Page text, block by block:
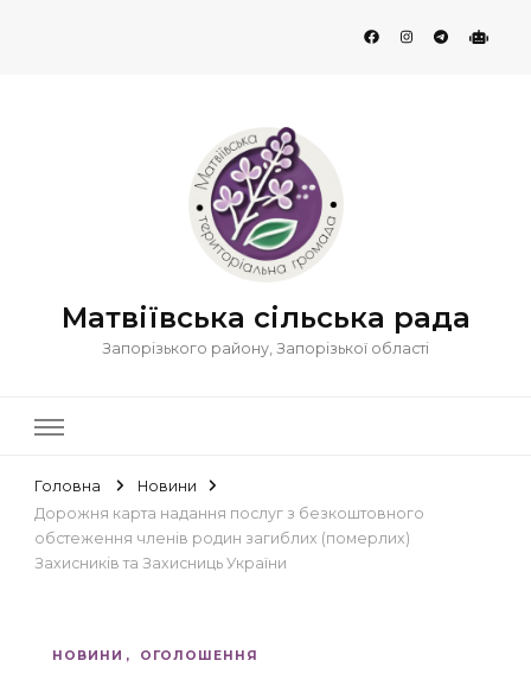
Матвіївська сільська рада
Запорізького району, Запорізької області
Головна
Новини
Дорожня карта надання послуг з безкоштовного
обстеження членів родин загиблих (померлих)
Захисників та Захисниць України
НОВИНИ ОГОЛОШЕННЯ